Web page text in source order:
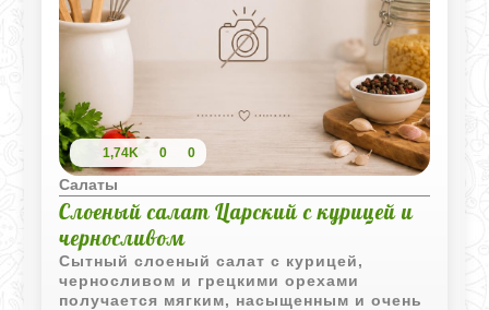
1,74K 0 0
Салаты
Слоеный салат Царский с курицей и
черносливом
Сытный слоеный салат с курицей,
черносливом и грецкими орехами
получается мягким, насыщенным и очень